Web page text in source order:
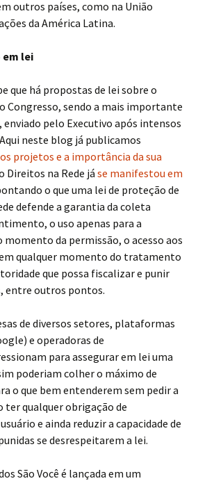
outros países, como na União
da América Latina.
em lei
que há propostas de lei sobre o
Congresso, sendo a mais importante
enviado pelo Executivo após intensos
neste blog já publicamos
projetos e a importância da sua
Direitos na Rede já se manifestou em
o que uma lei de proteção de
defende a garantia da coleta
o uso apenas para a
da permissão, o acesso aos
qualquer momento do tratamento
que possa fiscalizar e punir
entre outros pontos.
de diversos setores, plataformas
e operadoras de
para assegurar em lei uma
poderiam colher o máximo de
o que bem entenderem sem pedir a
ter qualquer obrigação de
e ainda reduzir a capacidade de
se desrespeitarem a lei.
São Você é lançada em um